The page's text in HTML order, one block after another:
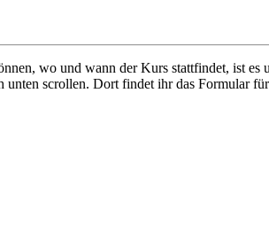
wo und wann der Kurs stattfindet, ist es
unten scrollen. Dort findet ihr das Formular